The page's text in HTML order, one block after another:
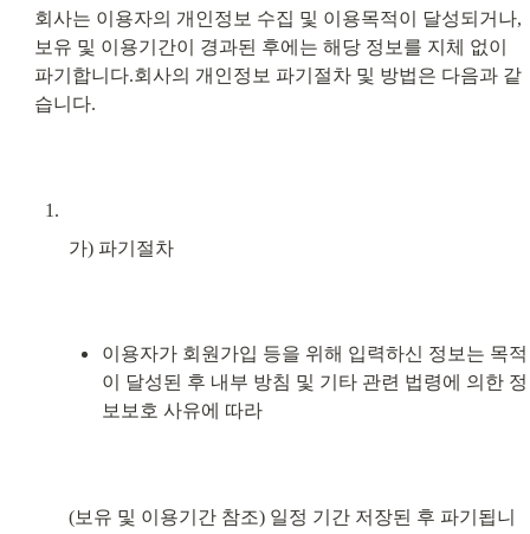
회사는 이용자의 개인정보 수집 및 이용목적이 달성되거나,
보유 및 이용기간이 경과된 후에는 해당 정보를 지체 없이
파기합니다.회사의 개인정보 파기절차 및 방법은 다음과 같
습니다.
가) 파기절차
이용자가 회원가입 등을 위해 입력하신 정보는 목적
이 달성된 후 내부 방침 및 기타 관련 법령에 의한 정
보보호 사유에 따라
(보유 및 이용기간 참조) 일정 기간 저장된 후 파기됩니